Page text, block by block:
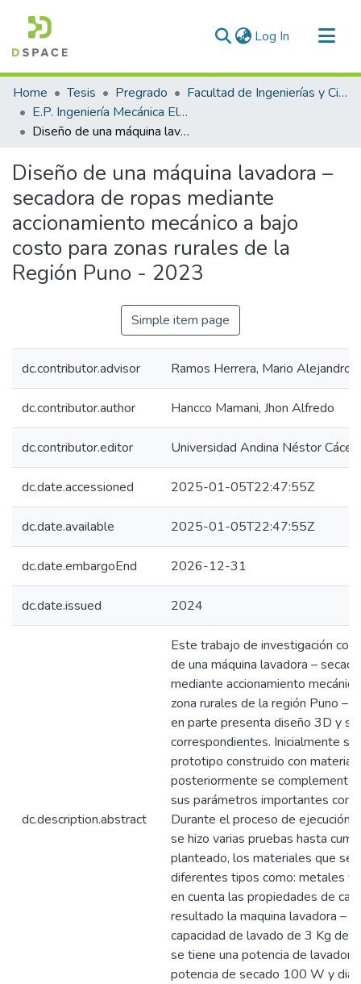
Log In (current)
Communities & Collections
All of DSpace
Statistics
Home Tesis Pregrado
Facultad de Ingenierías y Ciencias Puras
E.P. Ingeniería Mecánica Eléctrica
Diseño de una máquina lavadora – secadora de ropas mediante accionamiento mecánico a bajo costo para zonas rurales de la Región Puno - 2023
Diseño de una máquina lavadora –
secadora de ropas mediante
accionamiento mecánico a bajo
costo para zonas rurales de la
Región Puno - 2023
Simple item page
dc.contributor.advisor Ramos Herrera, Mario Alejandro
dc.contributor.author Hancco Mamani, Jhon Alfredo
dc.contributor.editor Universidad Andina Néstor
dc.date.accessioned 2025-01-05T22:47:55Z
dc.date.available 2025-01-05T22:47:55Z
dc.date.embargoEnd 2026-12-31
dc.date.issued 2024
dc.description.abstract
Este trabajo de investigación
de una máquina lavadora –
mediante accionamiento
zona rurales de la región Puno –
en parte presenta diseño 3D y
correspondientes. Inicialmente se
prototipo construido con
posteriormente se complementó
sus parámetros importantes
Durante el proceso de ejecución
se hizo varias pruebas hasta
planteado, los materiales que se
diferentes tipos como: metales y
en cuenta las propiedades de
resultado la maquina lavadora –
capacidad de lavado de 3 Kg de
se tiene una potencia de
potencia de secado 100 W y